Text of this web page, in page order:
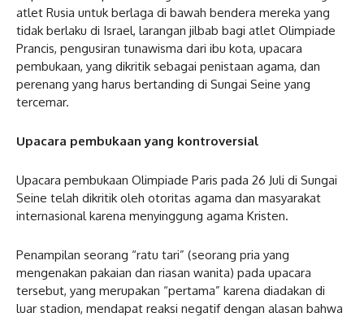
atlet Rusia untuk berlaga di bawah bendera mereka yang
tidak berlaku di Israel, larangan jilbab bagi atlet Olimpiade
Prancis, pengusiran tunawisma dari ibu kota, upacara
pembukaan, yang dikritik sebagai penistaan ​​agama, dan
perenang yang harus bertanding di Sungai Seine yang
tercemar.
Upacara pembukaan yang kontroversial
Upacara pembukaan Olimpiade Paris pada 26 Juli di Sungai
Seine telah dikritik oleh otoritas agama dan masyarakat
internasional karena menyinggung agama Kristen.
Penampilan seorang “ratu tari” (seorang pria yang
mengenakan pakaian dan riasan wanita) pada upacara
tersebut, yang merupakan “pertama” karena diadakan di
luar stadion, mendapat reaksi negatif dengan alasan bahwa